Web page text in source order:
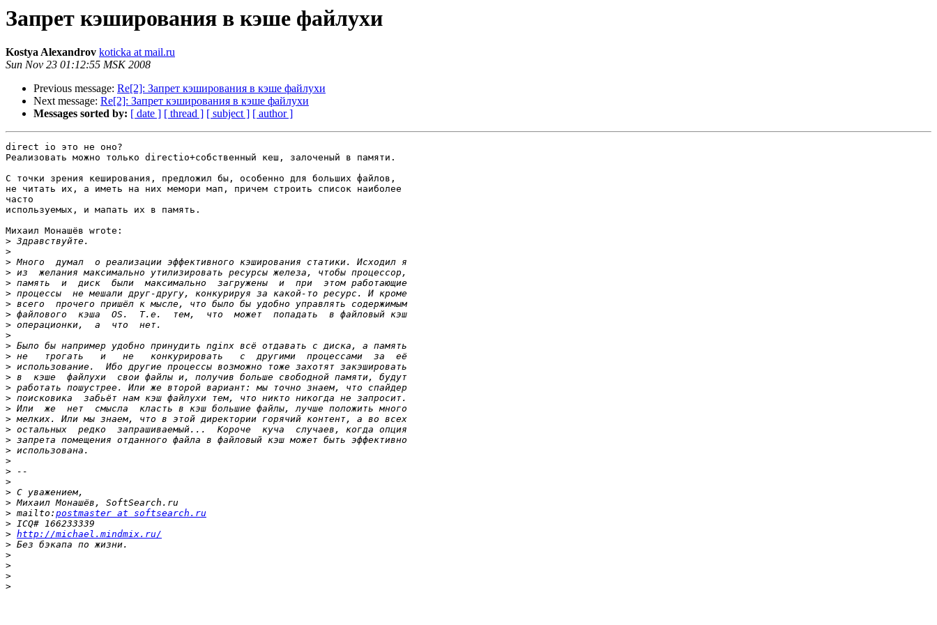
Запрет кэширования в кэше файлухи
Kostya Alexandrov koticka at mail.ru
Sun Nov 23 01:12:55 MSK 2008
Previous message: Re[2]: Запрет кэширования в кэше файлухи
Next message: Re[2]: Запрет кэширования в кэше файлухи
Messages sorted by: [ date ] [ thread ] [ subject ] [ author ]
direct io это не оно?
Реализовать можно только directio+собственный кеш, залоченый в памяти.
С точки зрения кеширования, предложил бы, особенно для больших файлов,
не читать их, а иметь на них мемори мап, причем строить список наиболее
часто
используемых, и мапать их в память.
Михаил Монашёв wrote:
>
>
>
>
>
>
>
>
>
>
>
>
>
>
>
>
>
>
>
>
>
>
>
>
>
>
> mailto: postmaster at softsearch.ru
>
> http://michael.mindmix.ru/
>
>
>
>
>